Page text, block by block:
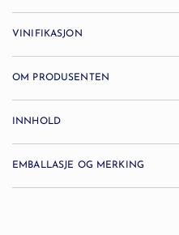
VINIFIKASJON
OM PRODUSENTEN
INNHOLD
EMBALLASJE OG MERKING